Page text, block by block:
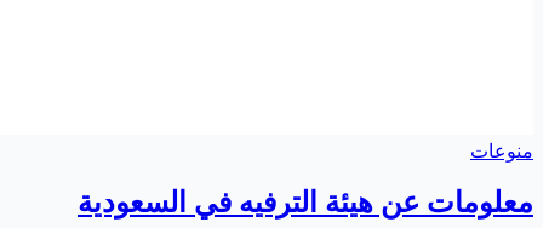
منوعات
معلومات عن هيئة الترفيه في السعودية